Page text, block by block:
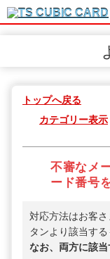
トップへ戻る
カテゴリー表示
不審なメ
ード番号
対応方法はお客
タンより該当する
なお、両方に該